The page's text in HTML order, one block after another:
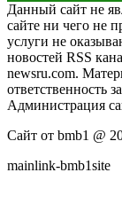
Данный сайт не
сайте ни чего не
услуги не
новостей RSS
newsru.com.
ответственность
Администрация
Сайт от bmb1 @
mainlink-bmb1site